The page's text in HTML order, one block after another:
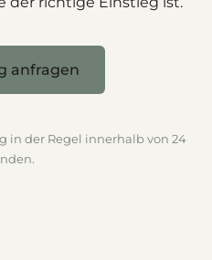
anfragen
in der Regel innerhalb von 24